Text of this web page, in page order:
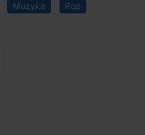
Muzyka Pop